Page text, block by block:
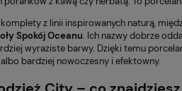
z linii inspirowanych naturą,
Spokój Oceanu. Ich nazwy dobrze
wyraziste barwy. Dzięki temu
bardziej nowoczesny i efektowny.